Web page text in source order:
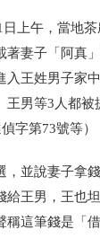
日上午，當地
著妻子「阿真
入王姓男子家
王男等3人都被
字第73號等）
，並說妻子拿
給王男，王也
這筆錢是「借